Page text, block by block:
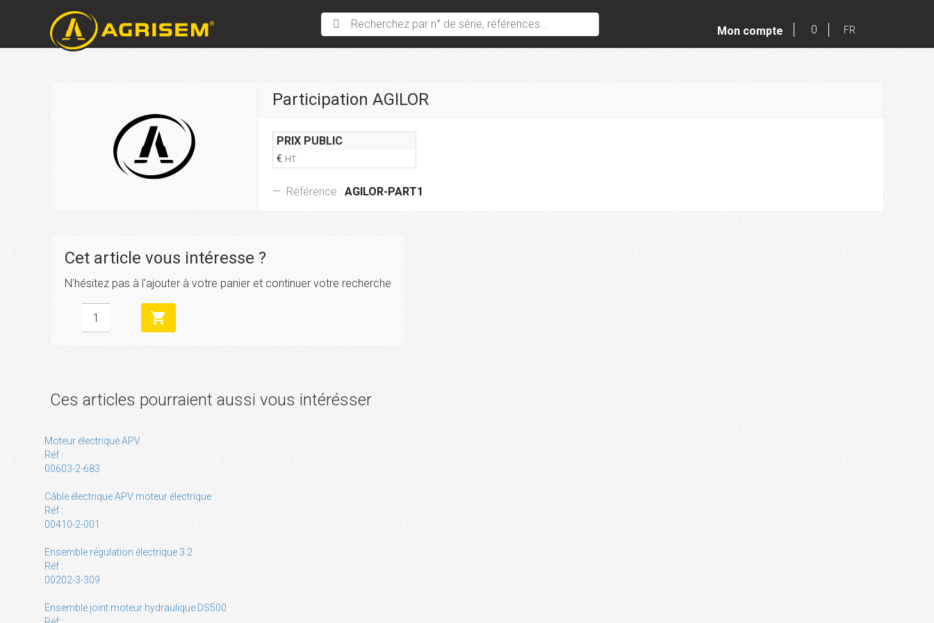
Recherchez par n° de série, références...
Mon compte 0 FR
Participation AGILOR
PRIX PUBLIC
€ HT
Référence : AGILOR-PART1
Cet article vous intéresse ?
N'hésitez pas à l'ajouter à votre panier et continuer votre recherche
shopping_cart
Ces articles pourraient aussi vous intérésser
Moteur électrique APV
Réf :
00603-2-683
Câble électrique APV moteur électrique
Réf :
00410-2-001
Ensemble régulation électrique 3.2
Réf :
00202-3-309
Ensemble joint moteur hydraulique DS500